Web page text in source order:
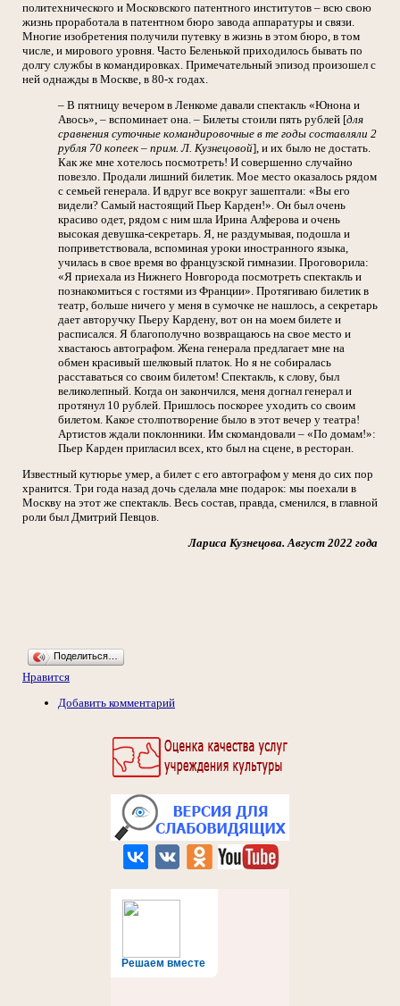
Решаем вместе
политехнического и Московского патентного институтов – всю свою
жизнь проработала в патентном бюро завода аппаратуры и связи.
Многие изобретения получили путевку в жизнь в этом бюро, в том
числе, и мирового уровня. Часто Беленькой приходилось бывать по
долгу службы в командировках. Примечательный эпизод произошел с
ней однажды в Москве, в 80-х годах.
– В пятницу вечером в Ленкоме давали спектакль «Юнона и
Авось», – вспоминает она. – Билеты стоили пять рублей [для
сравнения суточные командировочные в те годы составляли 2
рубля 70 копеек – прим. Л. Кузнецовой], и их было не достать.
Как же мне хотелось посмотреть! И совершенно случайно
повезло. Продали лишний билетик. Мое место оказалось рядом
с семьей генерала. И вдруг все вокруг зашептали: «Вы его
видели? Самый настоящий Пьер Карден!». Он был очень
красиво одет, рядом с ним шла Ирина Алферова и очень
высокая девушка-секретарь. Я, не раздумывая, подошла и
поприветствовала, вспоминая уроки иностранного языка,
училась в свое время во французской гимназии. Проговорила:
«Я приехала из Нижнего Новгорода посмотреть спектакль и
познакомиться с гостями из Франции». Протягиваю билетик в
театр, больше ничего у меня в сумочке не нашлось, а секретарь
дает авторучку Пьеру Кардену, вот он на моем билете и
расписался. Я благополучно возвращаюсь на свое место и
хвастаюсь автографом. Жена генерала предлагает мне на
обмен красивый шелковый платок. Но я не собиралась
расставаться со своим билетом! Спектакль, к слову, был
великолепный. Когда он закончился, меня догнал генерал и
протянул 10 рублей. Пришлось поскорее уходить со своим
билетом. Какое столпотворение было в этот вечер у театра!
Артистов ждали поклонники. Им скомандовали – «По домам!»:
Пьер Карден пригласил всех, кто был на сцене, в ресторан.
Известный кутюрье умер, а билет с его автографом у меня до сих пор
хранится. Три года назад дочь сделала мне подарок: мы поехали в
Москву на этот же спектакль. Весь состав, правда, сменился, в главной
роли был Дмитрий Певцов.
Лариса Кузнецова. Август 2022 года
Поделиться…
Нравится
Добавить комментарий